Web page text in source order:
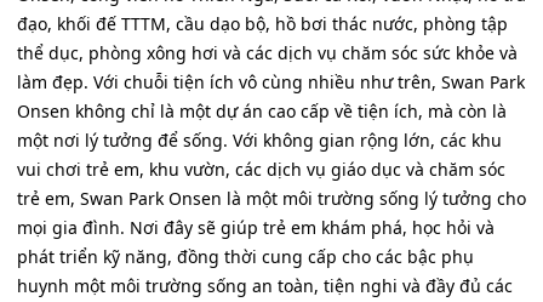
đạo, khối đế TTTM, cầu dạo bộ, hồ bơi thác nước, phòng tập
thể dục, phòng xông hơi và các dịch vụ chăm sóc sức khỏe và
làm đẹp. Với chuỗi tiện ích vô cùng nhiều như trên, Swan Park
Onsen không chỉ là một dự án cao cấp về tiện ích, mà còn là
một nơi lý tưởng để sống. Với không gian rộng lớn, các khu
vui chơi trẻ em, khu vườn, các dịch vụ giáo dục và chăm sóc
trẻ em, Swan Park Onsen là một môi trường sống lý tưởng cho
mọi gia đình. Nơi đây sẽ giúp trẻ em khám phá, học hỏi và
phát triển kỹ năng, đồng thời cung cấp cho các bậc phụ
huynh một môi trường sống an toàn, tiện nghi và đầy đủ các